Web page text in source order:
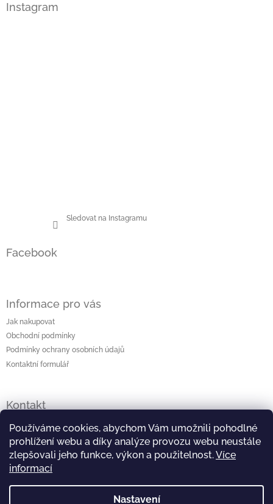
Používáme cookies, abychom Vám umožnili pohodlné
prohlížení webu a díky analýze provozu webu neustále
zlepšovali jeho funkce, výkon a použitelnost.Více
informací
Nastavení
Instagram
Sledovat na Instagramu
Facebook
Informace pro vás
Jak nakupovat
Obchodní podmínky
Podmínky ochrany osobních údajů
Kontaktní formulář
Kontakt
lenka@originalniporcelan.cz
+420 724 872 504
https://www.facebook.com/studiomaliska
https://www.instagram.com/studiomaliska/